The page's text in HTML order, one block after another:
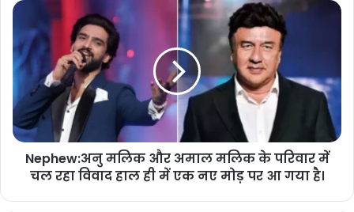
Nephew:अनु मलिक और अमाल मलिक के परिवार में
चल रहा विवाद हाल ही में एक नए मोड़ पर आ गया है।